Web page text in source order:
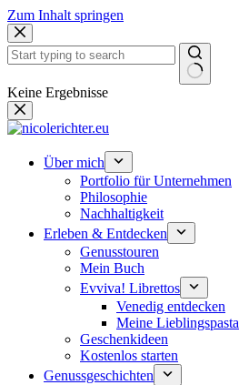
Zum Inhalt springen
Keine Ergebnisse
Über mich
Portfolio für Unternehmen
Philosophie
Nachhaltigkeit
Erleben & Entdecken
Genusstouren
Mein Buch
Evviva! Librettos
Venedig entdecken
Meine Lieblingspasta
Geschenkideen
Kostenlos starten
Genussgeschichten